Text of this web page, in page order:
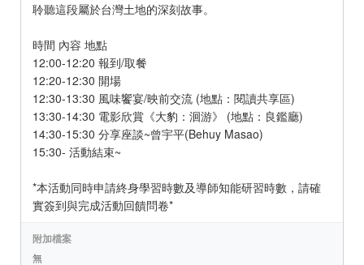
聆聽這段屬於台灣土地的深刻故事。
時間 內容 地點
12:00-12:20 報到/取餐
12:20-12:30 開場
12:30-13:30 風味饗宴/映前交流 (地點：閱讀共享區)
13:30-14:30 電影欣賞《大豹：洄游》 (地點：良鑑廳)
14:30-15:30 分享座談~曾宇平(Behuy Masao)
15:30- 活動結束~
*本活動同時申請終身學習時數及導師知能研習時數，請確
實簽到與完成活動回饋問卷*
附加檔案
無